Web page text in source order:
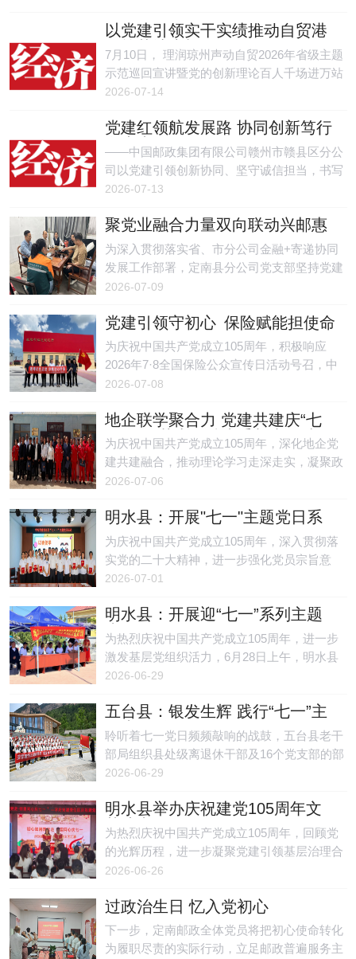
以党建引领实干实绩推动自贸港
政策落地生根
7月10日， 理润琼州声动自贸2026年省级主题
示范巡回宣讲暨党的创新理论百人千场进万站
活动在陵水黎族自治县文化体育广场隆重举
2026-07-14
党建红领航发展路 协同创新笃行
向未来
——中国邮政集团有限公司赣州市赣县区分公
司以党建引领创新协同、坚守诚信担当，书写
高质量发展答卷坚持党的领导、加强党的建
2026-07-13
聚党业融合力量双向联动兴邮惠
农
为深入贯彻落实省、市分公司金融+寄递协同
发展工作部署，定南县分公司党支部坚持党建
引领主线，打破业务条线壁垒，健全协同攻坚
景，推动党建工作与生产经营、民生服务深度
耦合，走出一条党建强、业务兴、群众暖的融
合发展新路子。
2026-07-09
党建引领守初心 保险赋能担使命
为庆祝中国共产党成立105周年，积极响应
2026年7·8全国保险公众宣传日活动号召，中
华财险黑龙江分公司统筹辖内各党支部，扎实
2026-07-08
地企联学聚合力 党建共建庆“七
一”——花土沟镇党委与青海油田
井下工程技术公司党委开展庆“七
一”联学联建活动
为庆祝中国共产党成立105周年，深化地企党
建共建融合，推动理论学习走深走实，凝聚政
企协同发展强大合力。近日，花土沟镇党委联
庆“七一”联学联建主题党日活动。
2026-07-06
明水县：开展"七一"主题党日系
列活动
为庆祝中国共产党成立105周年，深入贯彻落
实党的二十大精神，进一步强化党员宗旨意
识，全面提升基层工作者业务素养与服务群众
展"七一"主题党日系列活动。
2026-07-01
明水县：开展迎“七一”系列主题
党日活动
为热烈庆祝中国共产党成立105周年，进一步
激发基层党组织活力，6月28日上午，明水县
明水镇城北村以迎七一、颂党恩、跟党走为主
2026-06-29
五台县：银发生辉 践行“七一”主
题党日活动
聆听着七一党日频频敲响的战鼓，五台县老干
部局组织县处级离退休干部及16个党支部的部
分老党员共81人、于6月25日远赴长治市黎城
心七一主题党日活动，目的是瞻仰革命遗址、
重温入党誓词、学习黄崖洞精神、践行老有所
为。
2026-06-29
明水县举办庆祝建党105周年文
艺演出
为热烈庆祝中国共产党成立105周年，回顾党
的光辉历程，进一步凝聚党建引领基层治理合
力、增进邻里情谊，近日，明水县学府党建责
一主题文艺演出，广大居民群众齐聚一堂，在
欢声笑语中共同为党庆生。
2026-06-26
过政治生日 忆入党初心
下一步，定南邮政全体党员将把初心使命转化
为履职尽责的实际行动，立足邮政普遍服务主